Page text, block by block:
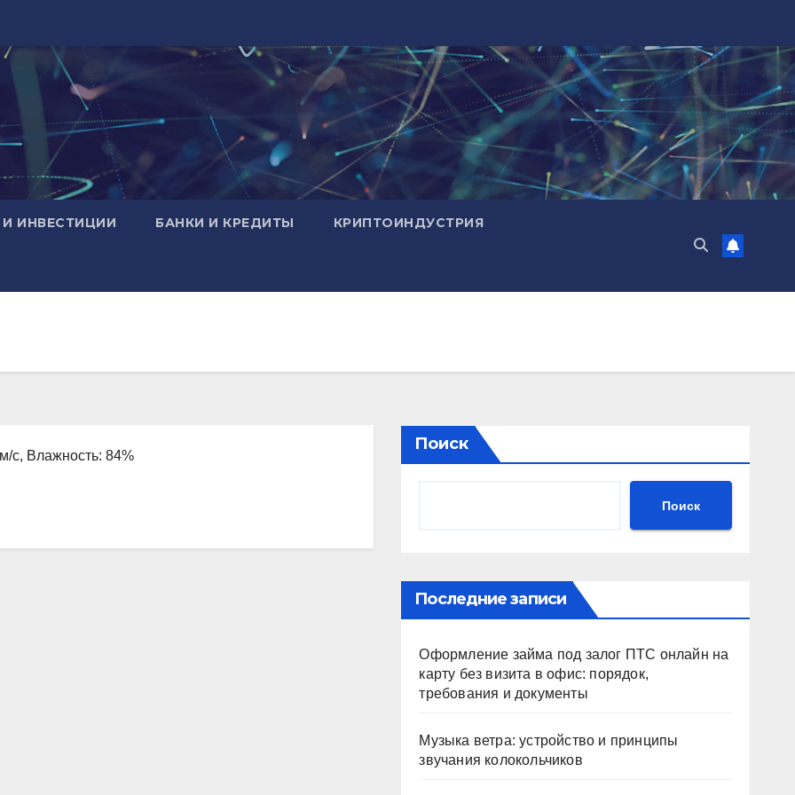
И ИНВЕСТИЦИИ БАНКИ И КРЕДИТЫ КРИПТОИНДУСТРИЯ
с, Влажность: 84%
Поиск
Поиск
Последние записи
Оформление займа под залог ПТС онлайн на
карту без визита в офис: порядок,
требования и документы
Музыка ветра: устройство и принципы
звучания колокольчиков